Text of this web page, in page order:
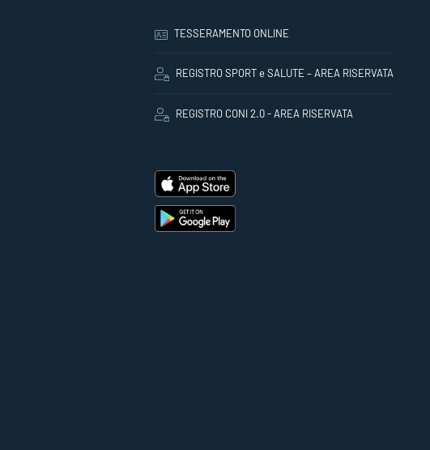
TESSERAMENTO ONLINE
REGISTRO SPORT e SALUTE – AREA RISERVATA
REGISTRO CONI 2.0 - AREA RISERVATA